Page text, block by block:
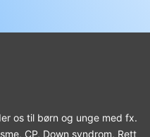
os til børn og unge med fx.
CP, Down syndrom, Rett